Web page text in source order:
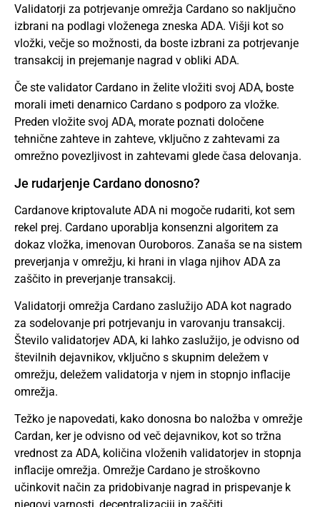
Validatorji za potrjevanje omrežja Cardano so naključno
izbrani na podlagi vloženega zneska ADA. Višji kot so
vložki, večje so možnosti, da boste izbrani za potrjevanje
transakcij in prejemanje nagrad v obliki ADA.
Če ste validator Cardano in želite vložiti svoj ADA, boste
morali imeti denarnico Cardano s podporo za vložke.
Preden vložite svoj ADA, morate poznati določene
tehnične zahteve in zahteve, vključno z zahtevami za
omrežno povezljivost in zahtevami glede časa delovanja.
Je rudarjenje Cardano donosno?
Cardanove kriptovalute ADA ni mogoče rudariti, kot sem
rekel prej. Cardano uporablja konsenzni algoritem za
dokaz vložka, imenovan Ouroboros. Zanaša se na sistem
preverjanja v omrežju, ki hrani in vlaga njihov ADA za
zaščito in preverjanje transakcij.
Validatorji omrežja Cardano zaslužijo ADA kot nagrado
za sodelovanje pri potrjevanju in varovanju transakcij.
Število validatorjev ADA, ki lahko zaslužijo, je odvisno od
številnih dejavnikov, vključno s skupnim deležem v
omrežju, deležem validatorja v njem in stopnjo inflacije
omrežja.
Težko je napovedati, kako donosna bo naložba v omrežje
Cardan, ker je odvisno od več dejavnikov, kot so tržna
vrednost za ADA, količina vloženih validatorjev in stopnja
inflacije omrežja. Omrežje Cardano je stroškovno
učinkovit način za pridobivanje nagrad in prispevanje k